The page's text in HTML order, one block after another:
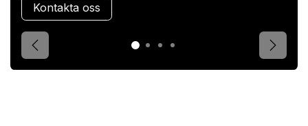
Kontakta oss
Förgående Nästa